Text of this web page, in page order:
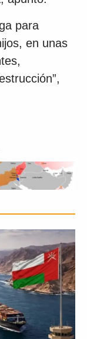
para
en unas